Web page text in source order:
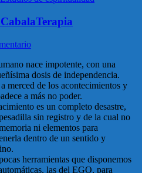
nace impotente, con una
dosis de independencia.
merced de los acontecimientos y
a más no poder.
es un completo desastre,
sin registro y de la cual no
ni elementos para
dentro de un sentido y
herramientas que disponemos
las del EGO, para